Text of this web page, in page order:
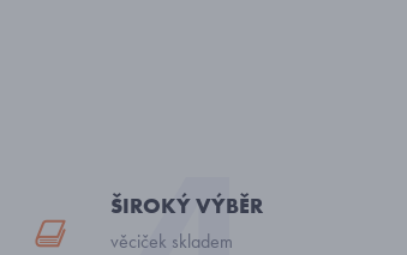
ŠIROKÝ VÝBĚR
věciček skladem